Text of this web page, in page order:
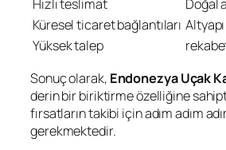
Hızlı teslimat
Doğal
Küresel ticaret bağlantıları
Yüksek talep
Sonuç olarak, Endonezya Uçak
derin bir biriktirme özelliğine
fırsatların takibi için adım adım
gerekmektedir.